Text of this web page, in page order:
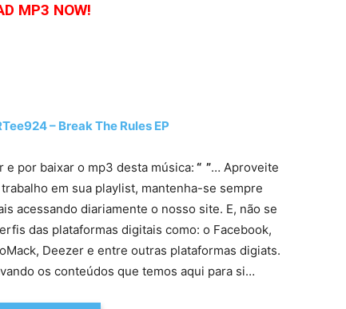
MP3 NOW!
– Break The Rules EP
por baixar o mp3 desta música: “ ”… Aproveite
em sua playlist, mantenha-se sempre
acessando diariamente o nosso site. E, não se
das plataformas digitais como: o Facebook,
Deezer e entre outras plataformas digiats.
os conteúdos que temos aqui para si…